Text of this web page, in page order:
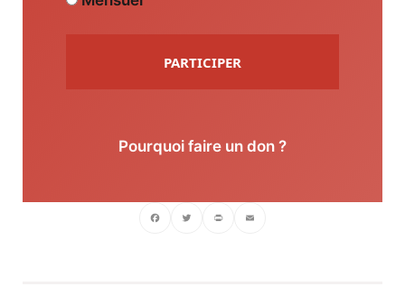
PARTICIPER
Pourquoi faire un don ?